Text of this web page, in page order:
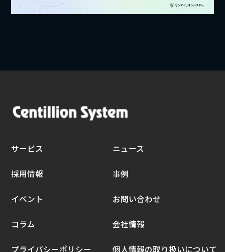
サービス ニュース
採用情報 事例
イベント お問い合わせ
コラム 会社情報
プライバシーポリシー 個人情報の取り扱いについて